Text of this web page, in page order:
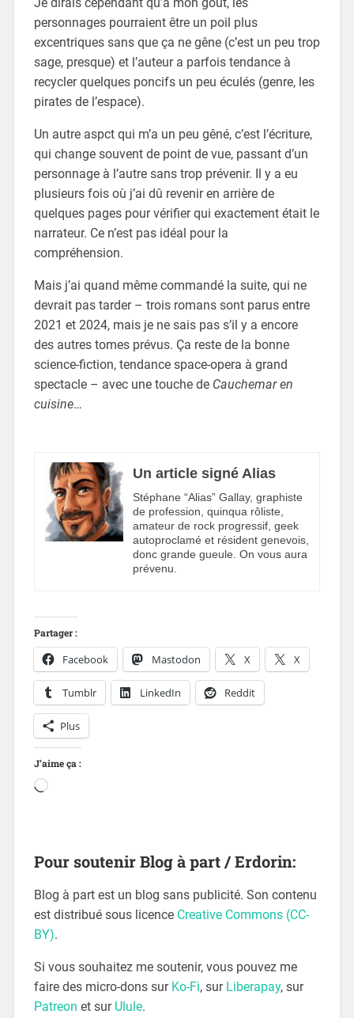
personnages pourraient être un poil plus
excentriques sans que ça ne gêne (c’est un peu trop
sage, presque) et l’auteur a parfois tendance à
recycler quelques poncifs un peu éculés (genre, les
pirates de l’espace).
Un autre aspct qui m’a un peu gêné, c’est l’écriture,
qui change souvent de point de vue, passant d’un
personnage à l’autre sans trop prévenir. Il y a eu
plusieurs fois où j’ai dû revenir en arrière de
quelques pages pour vérifier qui exactement était le
narrateur. Ce n’est pas idéal pour la
compréhension.
Mais j’ai quand même commandé la suite, qui ne
devrait pas tarder – trois romans sont parus entre
2021 et 2024, mais je ne sais pas s’il y a encore
des autres tomes prévus. Ça reste de la bonne
science-fiction, tendance space-opera à grand
spectacle – avec une touche de Cauchemar en
cuisine…
Un article signé Alias
Stéphane “Alias” Gallay, graphiste
de profession, quinqua rôliste,
amateur de rock progressif, geek
autoproclamé et résident genevois,
donc grande gueule. On vous aura
prévenu.
Partager :
Facebook Mastodon X X
Tumblr LinkedIn Reddit
Plus
J’aime ça :
Pour soutenir Blog à part / Erdorin:
Blog à part est un blog sans publicité. Son contenu
est distribué sous licence Creative Commons (CC-
BY).
Si vous souhaitez me soutenir, vous pouvez me
faire des micro-dons sur Ko-Fi, sur Liberapay, sur
Patreon et sur Ulule.